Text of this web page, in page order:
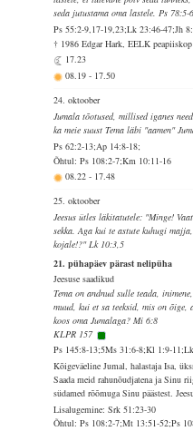
seda jutustama oma lastele. Ps 78:5-6
Ps 55:2-9,17-19,23;Lk 23:46-47;Jh
† 1986 Edgar Hark, EELK
17.23
08.19- 17.50
24. oktoober
Jumala tõotused, millised iganes
ka meie suust Tema läbi "aamen"
Ps 62:2-13;Ap 14:8-18;
Õhtul: Ps 108:2-7;Km 10:11-16
08.22- 17.48
25. oktoober
Jeesus ütles läkitatutele: "Minge!
sekka. Aga kui te astute kuhugi
kojale!?" Lk 10:3,5
21. pühapäev pärast nelipüha
Jeesuse saadikud
Tema on andnud sulle teada,
muud, kui et sa teeksid, mis on
koos oma Jumalaga? Mi 6:8
KLPR 157
Ps 145:8-13;5Ms 31:6-8;Kl 1:9-
Kõigeväeline Jumal, halastaja Isa,
Saada meid rahunõudjatena ja Sinu
südamed rõõmuga Sinu päästest.
Lisalugemine: Srk 51:23-30
Õhtul: Ps 108:2-7;Mt 13:51-52;Ps